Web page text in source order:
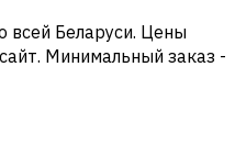
всей Беларуси. Цены
Минимальный заказ -